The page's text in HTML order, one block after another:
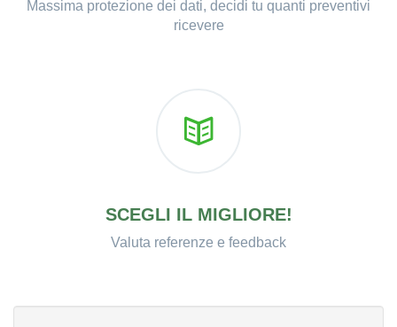
Massima protezione dei dati, decidi tu quanti preventivi
ricevere
SCEGLI IL MIGLIORE!
Valuta referenze e feedback